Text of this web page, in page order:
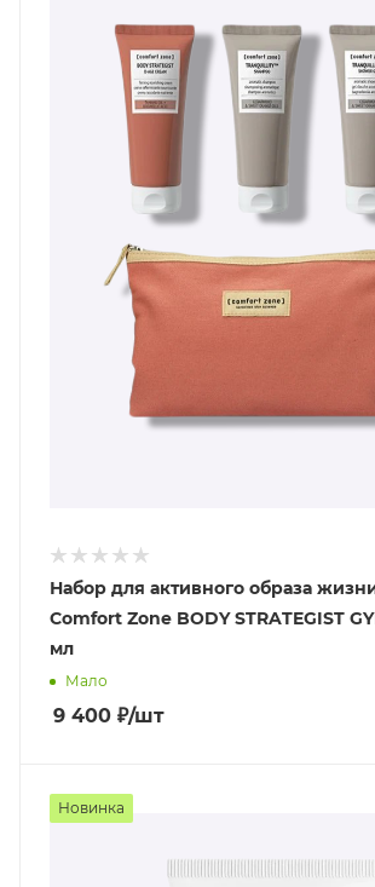
Набор для активного образа
Comfort Zone BODY STRATEGIST
мл
Мало
9 400 ₽/шт
Новинка